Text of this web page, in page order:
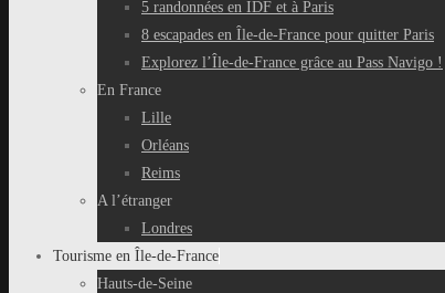
5 randonnées en IDF et à Paris
8 escapades en Île-de-France pour quitter Paris
Explorez l’Île-de-France grâce au Pass Navigo !
En France
Lille
Orléans
Reims
A l’étranger
Londres
Tourisme en Île-de-France
Hauts-de-Seine